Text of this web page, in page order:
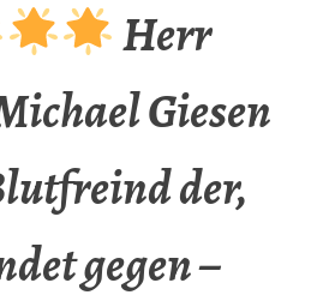
Herr
Giesen
der,
gegen –